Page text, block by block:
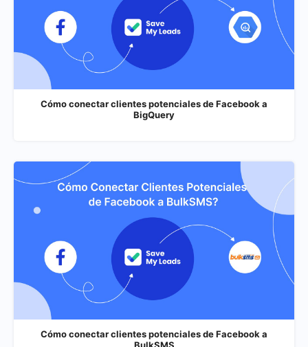
Cómo conectar clientes potenciales de Facebook a
BigQuery
Cómo conectar clientes potenciales de Facebook a
BulkSMS